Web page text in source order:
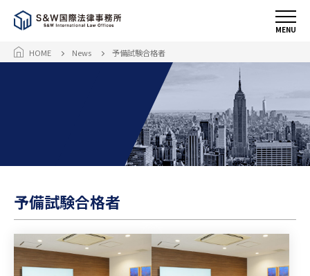
MENU
HOME News 予備試験合格者
予備試験合格者